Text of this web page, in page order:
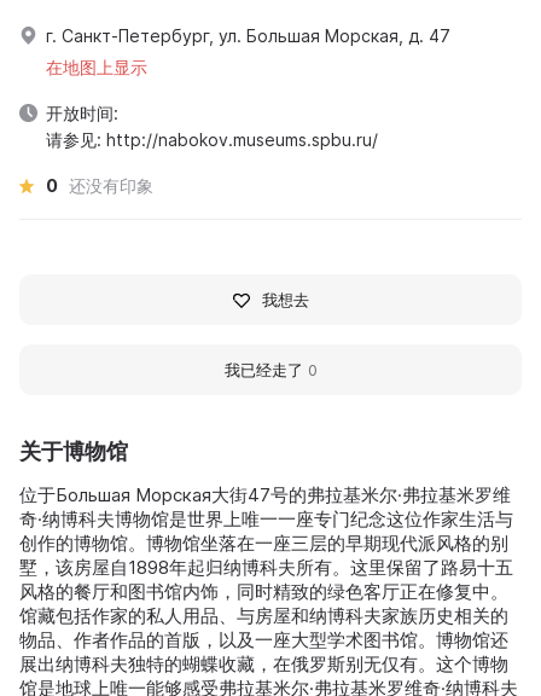
关于博物馆
位于Большая Морская大街47号的弗拉基米尔·弗拉基米罗维
奇·纳博科夫博物馆是世界上唯一一座专门纪念这位作家生活与
创作的博物馆。博物馆坐落在一座三层的早期现代派风格的别
墅，该房屋自1898年起归纳博科夫所有。这里保留了路易十五
风格的餐厅和图书馆内饰，同时精致的绿色客厅正在修复中。
馆藏包括作家的私人用品、与房屋和纳博科夫家族历史相关的
物品、作者作品的首版，以及一座大型学术图书馆。博物馆还
展出纳博科夫独特的蝴蝶收藏，在俄罗斯别无仅有。这个博物
馆是地球上唯一能够感受弗拉基米尔·弗拉基米罗维奇·纳博科夫
г. Санкт-Петербург, ул. Большая Морская, д. 47
在地图上显示
开放时间:
请参见: http://nabokov.museums.spbu.ru/
0 还没有印象
我想去
我已经走了 0